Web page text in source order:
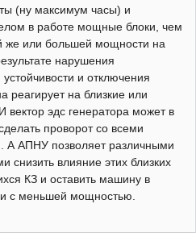
(ну максимум часы) и
в работе мощные блоки, чем
же или большей мощности на
нарушения
и отключения
реагирует на близкие или
вектор эдс генератора может в
проворот со всеми
А АПНУ позволяет различными
снизить влияние этих близких
КЗ и оставить машину в
и с меньшей мощностью.